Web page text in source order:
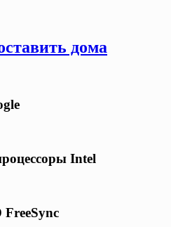
дома
Intel